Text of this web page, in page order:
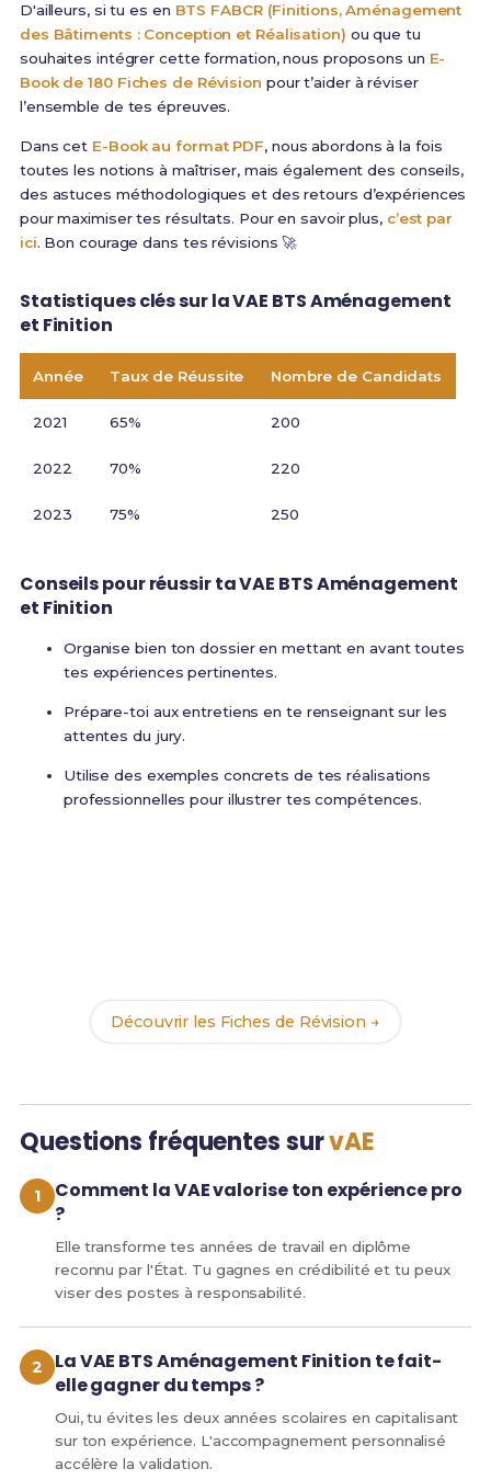
D'ailleurs, si tu es en BTS FABCR (Finitions, Aménagement
des Bâtiments : Conception et Réalisation) ou que tu
souhaites intégrer cette formation, nous proposons un E-
Book de 180 Fiches de Révision pour t’aider à réviser
l’ensemble de tes épreuves.
Dans cet E-Book au format PDF, nous abordons à la fois
toutes les notions à maîtriser, mais également des conseils,
des astuces méthodologiques et des retours d’expériences
pour maximiser tes résultats. Pour en savoir plus, c’est par
ici. Bon courage dans tes révisions 🚀
Statistiques clés sur laVAE BTS Aménagement
et Finition
Année Taux de Réussite Nombre de Candidats
2021 65% 200
2022 70% 220
2023 75% 250
Conseils pour réussir taVAE BTS Aménagement
et Finition
Organise bien ton dossier en mettant en avant toutes
tes expériences pertinentes.
Prépare-toi aux entretiens en te renseignant sur les
attentes du jury.
Utilise des exemples concrets de tes réalisations
professionnelles pour illustrer tes compétences.
Découvrir les Fiches de Révision →
Questions fréquentes survAE
Comment la VAE valorise ton expérience pro
?
Elle transforme tes années de travail en diplôme
reconnu par l'État. Tu gagnes en crédibilité et tu peux
viser des postes à responsabilité.
La VAE BTS Aménagement Finition te fait-
elle gagner du temps ?
Oui, tu évites les deux années scolaires en capitalisant
sur ton expérience. L'accompagnement personnalisé
accélère la validation.